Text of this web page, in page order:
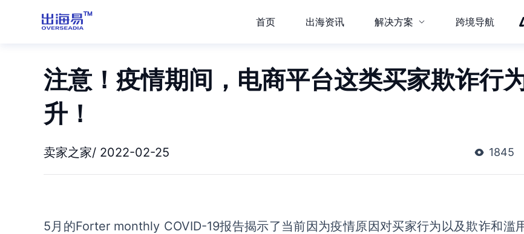
首页 出海资讯 解决方案 跨境导航
注意！疫情期间，电商平台这类买家欺诈行
升！
卖家之家/ 2022-02-25 1845
5月的Forter monthly COVID-19报告揭示了当前因为疫情原因对买家行为以及欺诈和滥